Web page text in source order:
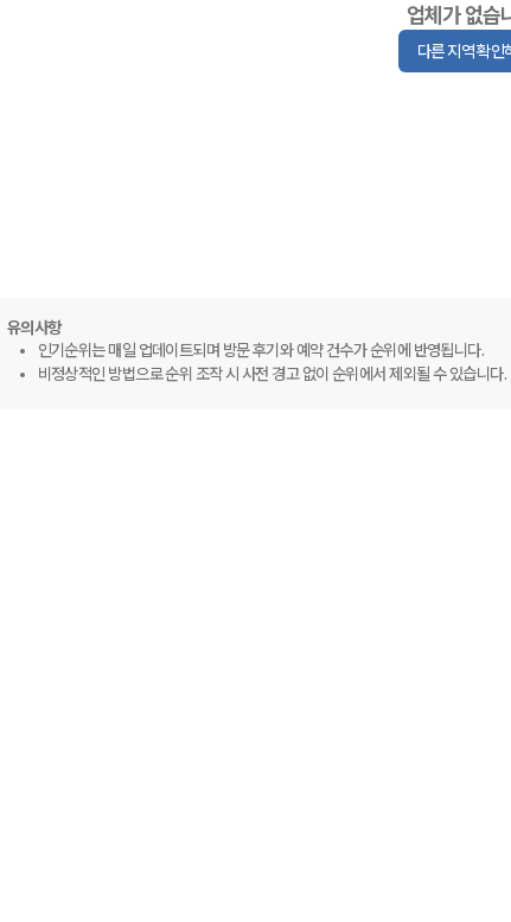
업체가 없습
다른 지역 확인
유의사항
인기순위는 매일 업데이트되며 방문 후기와 예약 건수가 순위에 반영됩니다.
비정상적인 방법으로 순위 조작 시 사전 경고 없이 순위에서 제외될 수 있습니다.